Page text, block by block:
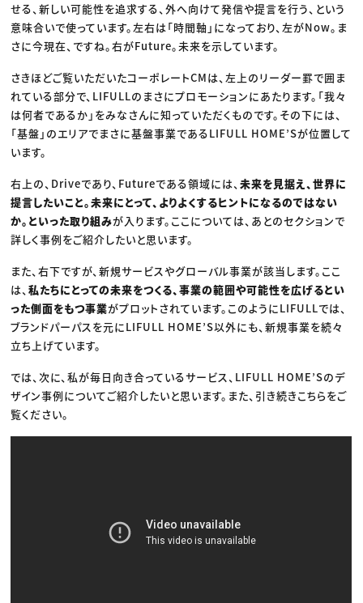
せる、新しい可能性を追求する、外へ向けて発信や提言を行う、という
意味合いで使っています。左右は「時間軸」になっており、左がNow。ま
さに今現在、ですね。右がFuture。未来を示しています。
さきほどご覧いただいたコーポレートCMは、左上のリーダー罫で囲ま
れている部分で、LIFULLのまさにプロモーションにあたります。「我々
は何者であるか」をみなさんに知っていただくものです。その下には、
「基盤」のエリアでまさに基盤事業であるLIFULL HOME’Sが位置して
います。
右上の、Driveであり、Futureである領域には、未来を見据え、世界に
提言したいこと。未来にとって、よりよくするヒントになるのではない
か。といった取り組みが入ります。ここについては、あとのセクションで
詳しく事例をご紹介したいと思います。
また、右下ですが、新規サービスやグローバル事業が該当します。ここ
は、私たちにとっての未来をつくる、事業の範囲や可能性を広げるとい
った側面をもつ事業がプロットされています。このようにLIFULLでは、
ブランドパーパスを元にLIFULL HOME’S以外にも、新規事業を続々
立ち上げています。
では、次に、私が毎日向き合っているサービス、LIFULL HOME’Sのデ
ザイン事例についてご紹介したいと思います。また、引き続きこちらをご
覧ください。